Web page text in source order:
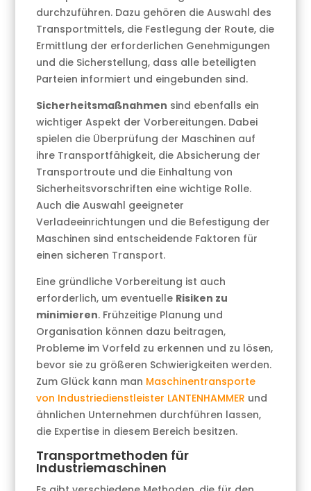
durchzuführen. Dazu gehören die Auswahl des
Transportmittels, die Festlegung der Route, die
Ermittlung der erforderlichen Genehmigungen
und die Sicherstellung, dass alle beteiligten
Parteien informiert und eingebunden sind.
Sicherheitsmaßnahmen sind ebenfalls ein
wichtiger Aspekt der Vorbereitungen. Dabei
spielen die Überprüfung der Maschinen auf
ihre Transportfähigkeit, die Absicherung der
Transportroute und die Einhaltung von
Sicherheitsvorschriften eine wichtige Rolle.
Auch die Auswahl geeigneter
Verladeeinrichtungen und die Befestigung der
Maschinen sind entscheidende Faktoren für
einen sicheren Transport.
Eine gründliche Vorbereitung ist auch
erforderlich, um eventuelle Risiken zu
minimieren. Frühzeitige Planung und
Organisation können dazu beitragen,
Probleme im Vorfeld zu erkennen und zu lösen,
bevor sie zu größeren Schwierigkeiten werden.
Zum Glück kann man Maschinentransporte
von Industriedienstleister LANTENHAMMER und
ähnlichen Unternehmen durchführen lassen,
die Expertise in diesem Bereich besitzen.
Transportmethoden für
Industriemaschinen